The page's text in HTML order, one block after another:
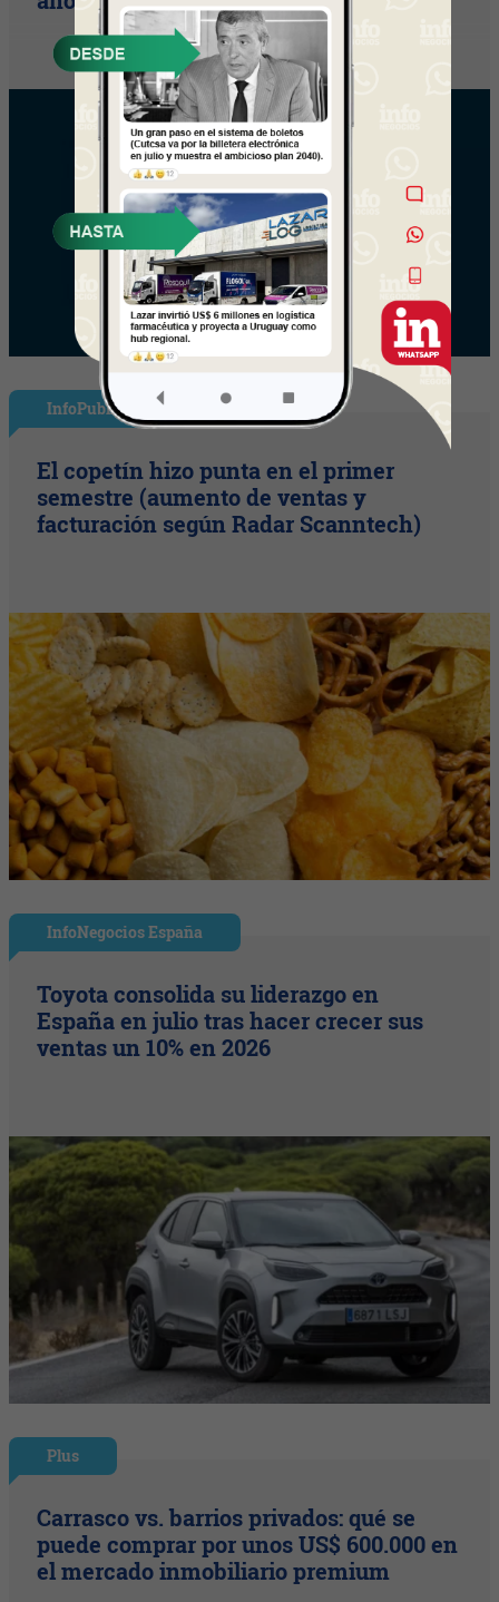
InfoPublicidad
El copetín hizo punta en el primer
semestre (aumento de ventas y
facturación según Radar Scanntech)
InfoNegocios España
Toyota consolida su liderazgo en
España en julio tras hacer crecer sus
ventas un 10% en 2026
Plus
Carrasco vs. barrios privados: qué se
puede comprar por unos US$ 600.000 en
el mercado inmobiliario premium